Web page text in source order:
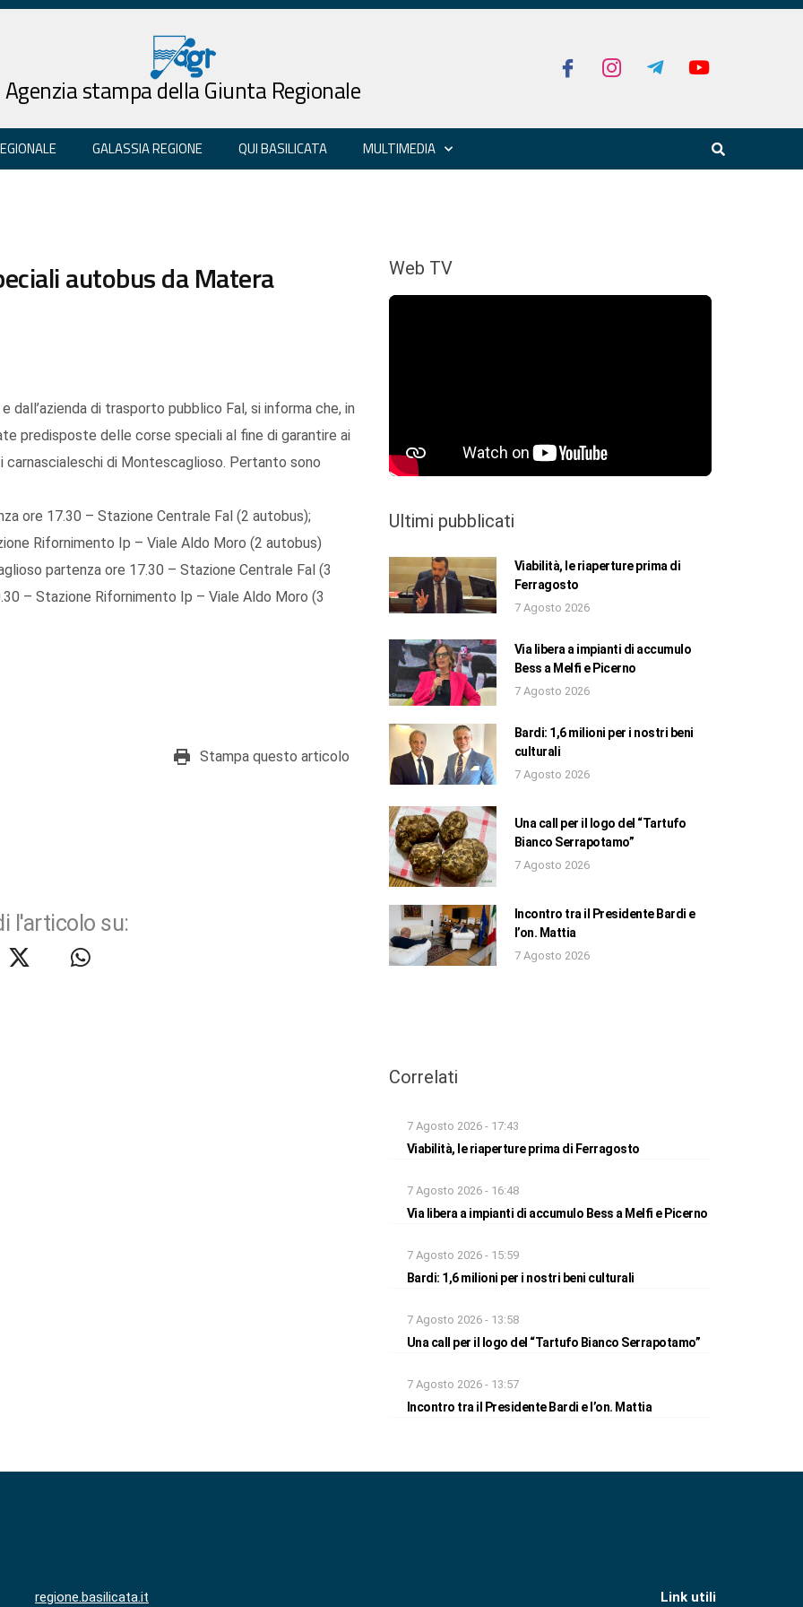
Agenzia stampa della Giunta Regionale
GALASSIA REGIONE QUI BASILICATA MULTIMEDIA
autobus da Matera
dall’azienda di trasporto pubblico Fal, si informa che, in
predisposte delle corse speciali al fine di garantire ai
di Montescaglioso. Pertanto sono
ore 17.30 – Stazione Centrale Fal (2 autobus);
Rifornimento Ip – Viale Aldo Moro (2 autobus)
partenza ore 17.30 – Stazione Centrale Fal (3
– Stazione Rifornimento Ip – Viale Aldo Moro (3
Stampa questo articolo
l'articolo su:
Web TV
Ultimi pubblicati
Viabilità, le riaperture prima di
Ferragosto
7 Agosto 2026
Via libera a impianti di accumulo
Bess a Melfi e Picerno
7 Agosto 2026
Bardi: 1,6 milioni per i nostri beni
culturali
7 Agosto 2026
Una call per il logo del “Tartufo
Bianco Serrapotamo”
7 Agosto 2026
Incontro tra il Presidente Bardi e
l’on. Mattia
7 Agosto 2026
Correlati
7 Agosto 2026 - 17:43
Viabilità, le riaperture prima di Ferragosto
7 Agosto 2026 - 16:48
Via libera a impianti di accumulo Bess a Melfi e Picerno
7 Agosto 2026 - 15:59
Bardi: 1,6 milioni per i nostri beni culturali
7 Agosto 2026 - 13:58
Una call per il logo del “Tartufo Bianco Serrapotamo”
7 Agosto 2026 - 13:57
Incontro tra il Presidente Bardi e l’on. Mattia
regione.basilicata.it Link utili